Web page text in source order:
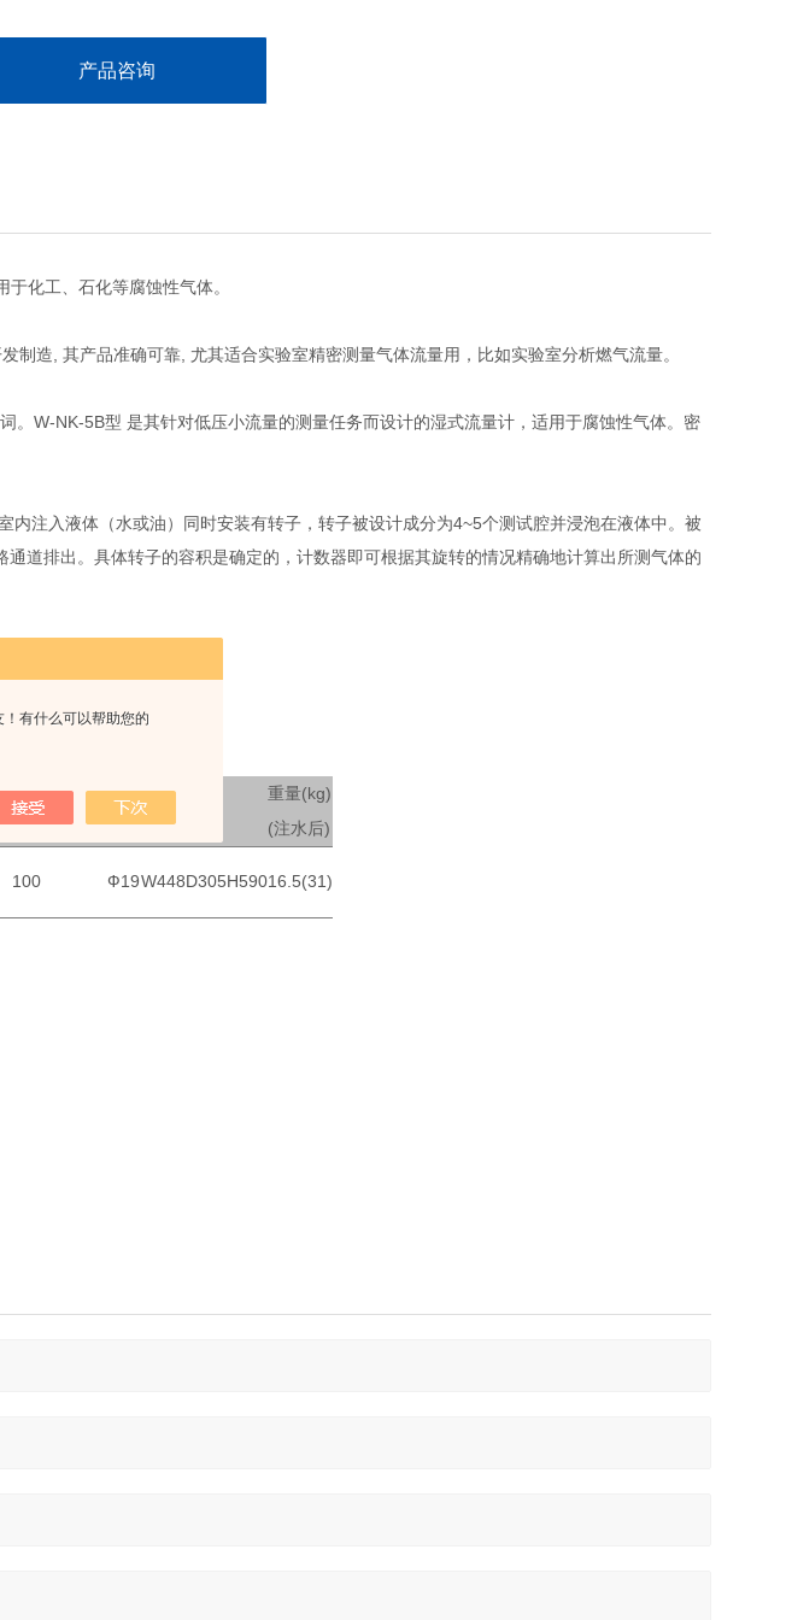
有什么可以帮助您的
产品咨询
化工、石化等腐蚀性气体。
制造, 其产品准确可靠, 尤其适合实验室精密测量气体流量用，比如实验室分析燃气流量。
。W-NK-5B型 是其针对低压小流量的测量任务而设计的湿式流量计，适用于腐蚀性气体。密
内注入液体（水或油）同时安装有转子，转子被设计成分为4~5个测试腔并浸泡在液体中。被
道排出。具体转子的容积是确定的，计数器即可根据其旋转的情况精确地计算出所测气体的
脉冲率(ml/p)
接口
直径
外形尺寸
(mm)
重量(kg)
(注水后)
100 Ф19W448D305H59016.5(31)